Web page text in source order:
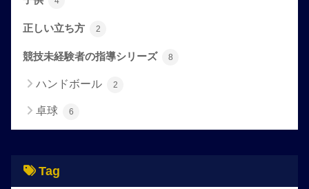
正しい立ち方 2
競技未経験者の指導シリーズ 8
ハンドボール 2
卓球 6
Tag